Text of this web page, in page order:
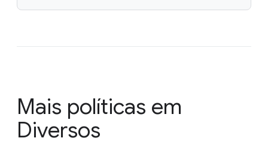
Mais políticas em
Diversos